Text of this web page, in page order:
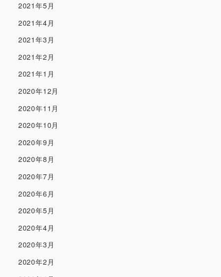
2021年5月
2021年4月
2021年3月
2021年2月
2021年1月
2020年12月
2020年11月
2020年10月
2020年9月
2020年8月
2020年7月
2020年6月
2020年5月
2020年4月
2020年3月
2020年2月